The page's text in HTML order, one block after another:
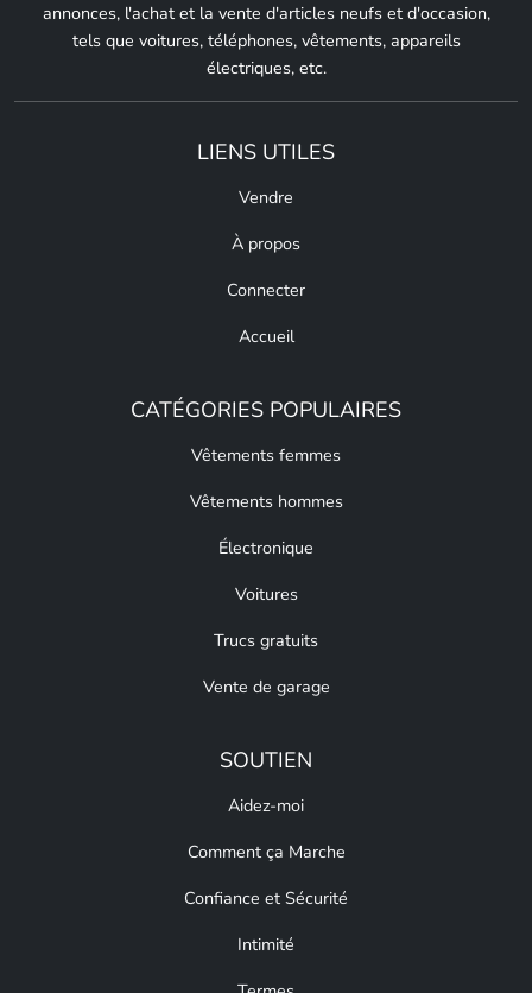
annonces, l'achat et la vente d'articles neufs et d'occasion,
tels que voitures, téléphones, vêtements, appareils
électriques, etc.
LIENS UTILES
Vendre
À propos
Connecter
Accueil
CATÉGORIES POPULAIRES
Vêtements femmes
Vêtements hommes
Électronique
Voitures
Trucs gratuits
Vente de garage
SOUTIEN
Aidez-moi
Comment ça Marche
Confiance et Sécurité
Intimité